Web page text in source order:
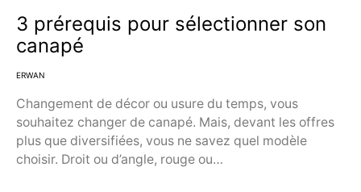
3 prérequis pour sélectionner son
canapé
ERWAN
Changement de décor ou usure du temps, vous
souhaitez changer de canapé. Mais, devant les offres
plus que diversifiées, vous ne savez quel modèle
choisir. Droit ou d’angle, rouge ou…